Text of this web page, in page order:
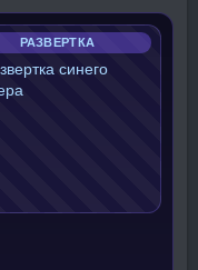
РАЗВЕРТКА